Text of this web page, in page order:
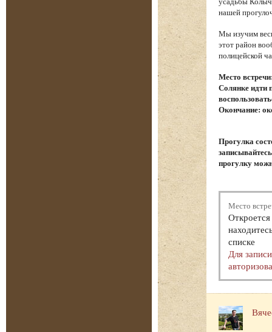
нашей
Мы изучим
этот район
полицейской
Место
Солянке идти
Окончание:
Прогулка
прогулку
Место
списке
Для